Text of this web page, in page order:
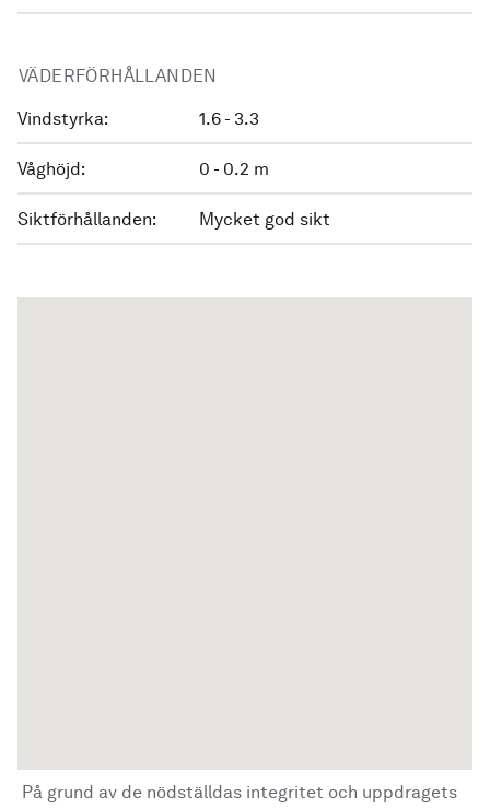
VÄDERFÖRHÅLLANDEN
Vindstyrka: 1.6 - 3.3
Våghöjd: 0 - 0.2 m
Siktförhållanden: Mycket god sikt
På grund av de nödställdas integritet och uppdragets